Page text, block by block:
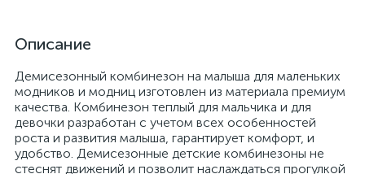
Описание
Демисезонный комбинезон на малыша для маленьких
модников и модниц изготовлен из материала премиум
качества. Комбинезон теплый для мальчика и для
девочки разработан с учетом всех особенностей
роста и развития малыша, гарантирует комфорт, и
удобство. Демисезонные детские комбинезоны не
стеснят движений и позволит наслаждаться прогулкой